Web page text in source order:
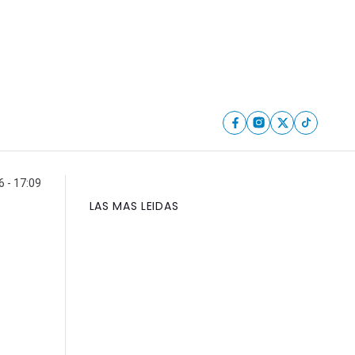
- 17:09
LAS MAS LEIDAS